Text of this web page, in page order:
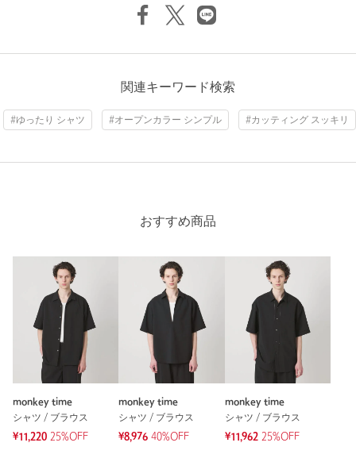
関連キーワード検索
#ゆったり シャツ #オープンカラー シンプル #カッティング スッキリ
おすすめ商品
monkey time
シャツ / ブラウス
¥11,220 25%OFF
monkey time
シャツ / ブラウス
¥8,976 40%OFF
monkey time
シャツ / ブラウス
¥11,962 25%OFF